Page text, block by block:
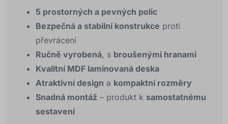
5 prostorných a pevných polic
Bezpečná a stabilní konstrukce proti
převrácení
Ručně vyrobená, s broušenými hranami
Kvalitní MDF laminovaná deska
Atraktivní design a kompaktní rozměry
Snadná montáž – produkt k samostatnému
sestavení